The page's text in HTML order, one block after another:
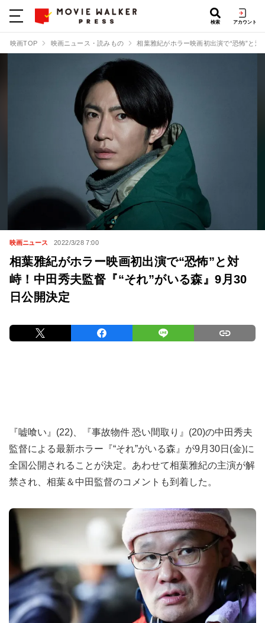
検索 アカウント
映画TOP 映画ニュース・読みもの 相葉雅紀がホラー映画初出演で“恐怖”と
映画ニュース 2022/3/28 7:00
相葉雅紀がホラー映画初出演で“恐怖”と対
峙！中田秀夫監督『“それ”がいる森』9月30
日公開決定
『嘘喰い』(22)、『事故物件 恐い間取り』(20)の中田秀夫
監督による最新ホラー『“それ”がいる森』が9月30日(金)に
全国公開されることが決定。あわせて相葉雅紀の主演が解
禁され、相葉＆中田監督のコメントも到着した。